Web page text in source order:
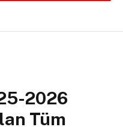
2026
Tüm